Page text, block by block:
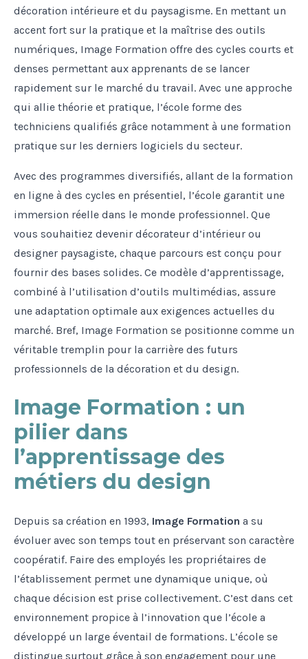
décoration intérieure et du paysagisme. En mettant un
accent fort sur la pratique et la maîtrise des outils
numériques, Image Formation offre des cycles courts et
denses permettant aux apprenants de se lancer
rapidement sur le marché du travail. Avec une approche
qui allie théorie et pratique, l’école forme des
techniciens qualifiés grâce notamment à une formation
pratique sur les derniers logiciels du secteur.
Avec des programmes diversifiés, allant de la formation
en ligne à des cycles en présentiel, l’école garantit une
immersion réelle dans le monde professionnel. Que
vous souhaitiez devenir décorateur d’intérieur ou
designer paysagiste, chaque parcours est conçu pour
fournir des bases solides. Ce modèle d’apprentissage,
combiné à l’utilisation d’outils multimédias, assure
une adaptation optimale aux exigences actuelles du
marché. Bref, Image Formation se positionne comme un
véritable tremplin pour la carrière des futurs
professionnels de la décoration et du design.
Image Formation : un
pilier dans
l’apprentissage des
métiers du design
Depuis sa création en 1993, Image Formation a su
évoluer avec son temps tout en préservant son caractère
coopératif. Faire des employés les propriétaires de
l’établissement permet une dynamique unique, où
chaque décision est prise collectivement. C’est dans cet
environnement propice à l’innovation que l’école a
développé un large éventail de formations. L’école se
distingue surtout grâce à son engagement pour une